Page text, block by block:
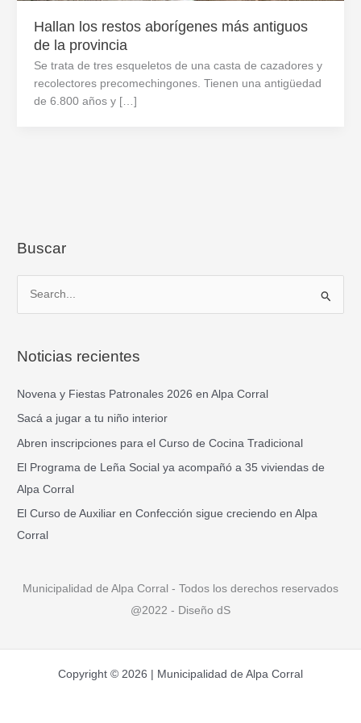
Hallan los restos aborígenes más antiguos
de la provincia
Se trata de tres esqueletos de una casta de cazadores y
recolectores precomechingones. Tienen una antigüedad
de 6.800 años y […]
Buscar
c
o
r
:
Noticias recientes
Novena y Fiestas Patronales 2026 en Alpa Corral
Sacá a jugar a tu niño interior
Abren inscripciones para el Curso de Cocina Tradicional
El Programa de Leña Social ya acompañó a 35 viviendas de
Alpa Corral
El Curso de Auxiliar en Confección sigue creciendo en Alpa
Corral
Municipalidad de Alpa Corral - Todos los derechos reservados
@2022 - Diseño dS
Copyright © 2026 | Municipalidad de Alpa Corral